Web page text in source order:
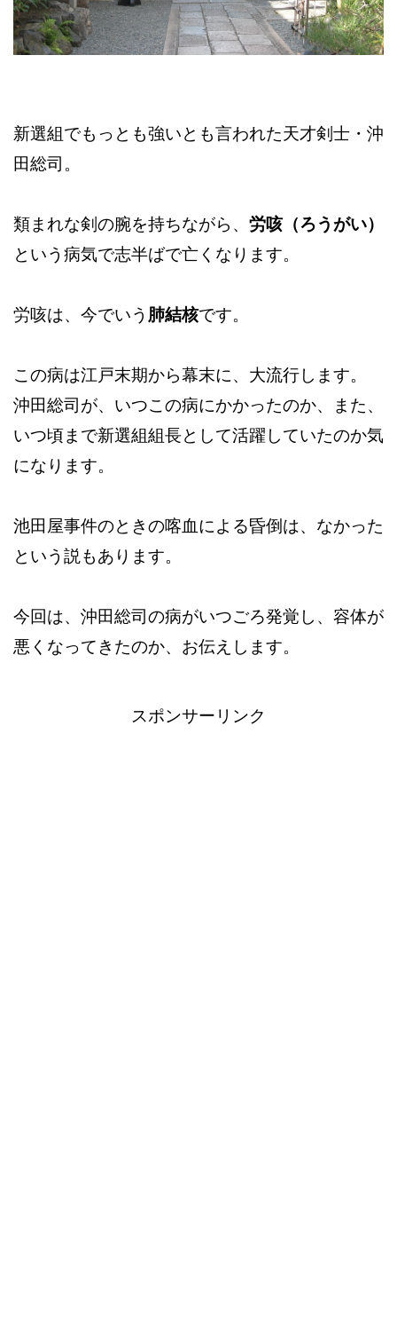
新選組でもっとも強いとも言われた天才剣士・沖
田総司。
類まれな剣の腕を持ちながら、 労咳（ろうがい）
という病気で志半ばで亡くなります。
労咳は、今でいう 肺結核です。
この病は江戸末期から幕末に、大流行します。
沖田総司が、いつこの病にかかったのか、また、
いつ頃まで新選組組長として活躍していたのか気
になります。
池田屋事件のときの喀血による昏倒は、なかった
という説もあります。
今回は、沖田総司の病がいつごろ発覚し、容体が
悪くなってきたのか、お伝えします。
スポンサーリンク